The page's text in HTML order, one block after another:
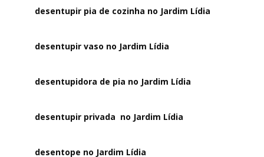
desentupir pia de cozinha no Jardim Lídia
desentupir vaso no Jardim Lídia
desentupidora de pia no Jardim Lídia
desentupir privada no Jardim Lídia
desentope no Jardim Lídia